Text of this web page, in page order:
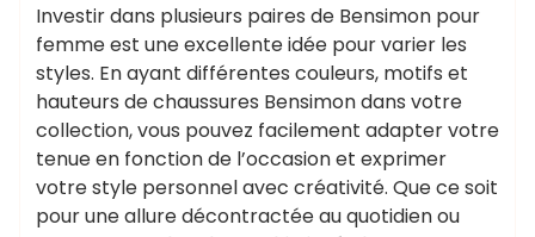
Investir dans plusieurs paires de Bensimon pour
femme est une excellente idée pour varier les
styles. En ayant différentes couleurs, motifs et
hauteurs de chaussures Bensimon dans votre
collection, vous pouvez facilement adapter votre
tenue en fonction de l’occasion et exprimer
votre style personnel avec créativité. Que ce soit
pour une allure décontractée au quotidien ou